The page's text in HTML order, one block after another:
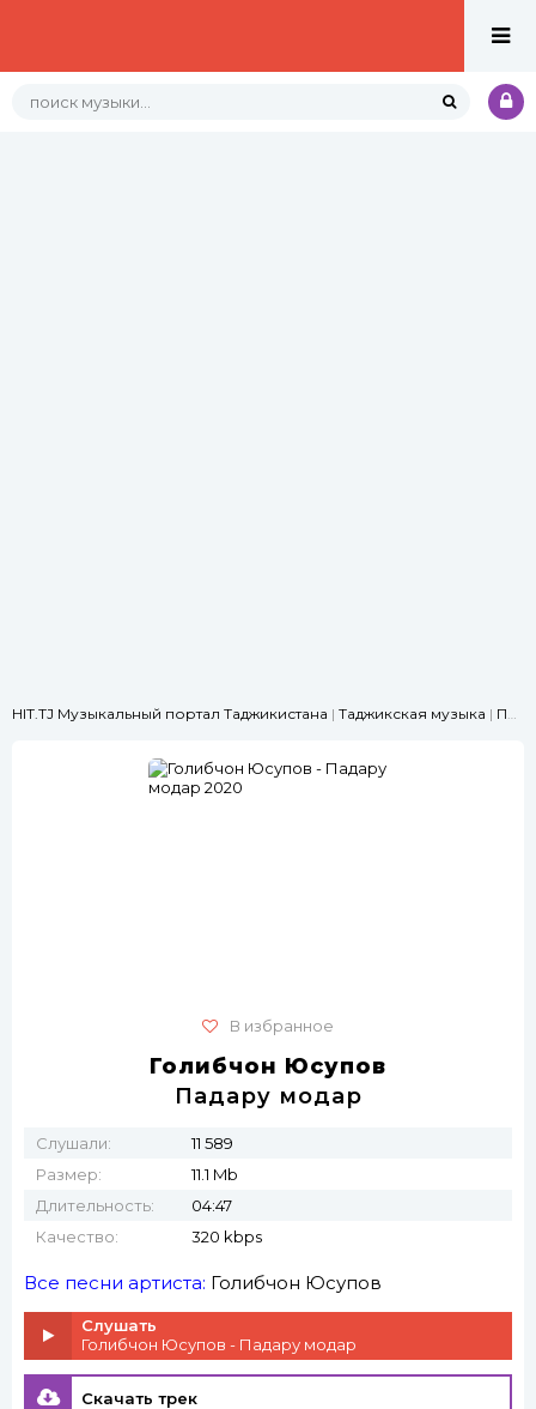
HIT.TJ Музыкальный портал Таджикистана | Таджикская музыка | Про родителей
В избранное
Голибчон Юсупов
Падару модар
Слушали:
11 589
Размер:
11.1 Mb
Длительность:
04:47
Качество:
320 kbps
Все песни артиста: Голибчон Юсупов
Слушать
Голибчон Юсупов - Падару модар
Скачать трек